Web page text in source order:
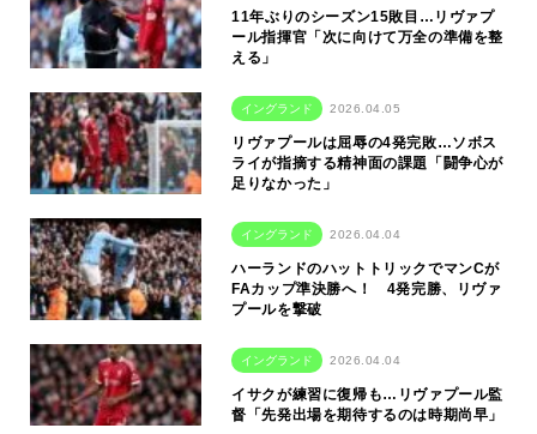
11年ぶりのシーズン15敗目…リヴァプ
ール指揮官「次に向けて万全の準備を整
える」
イングランド 2026.04.05
リヴァプールは屈辱の4発完敗…ソボス
ライが指摘する精神面の課題「闘争心が
足りなかった」
イングランド 2026.04.04
ハーランドのハットトリックでマンCが
FAカップ準決勝へ！ 4発完勝、リヴァ
プールを撃破
イングランド 2026.04.04
イサクが練習に復帰も…リヴァプール監
督「先発出場を期待するのは時期尚早」